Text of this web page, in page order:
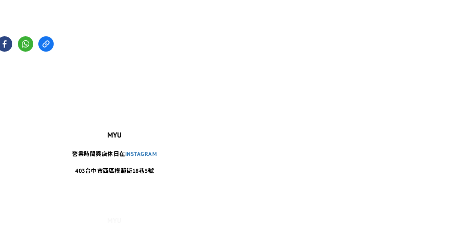
MYU
營業時間與店休日在INSTAGRAM
403台中市西區模範街18巷5號